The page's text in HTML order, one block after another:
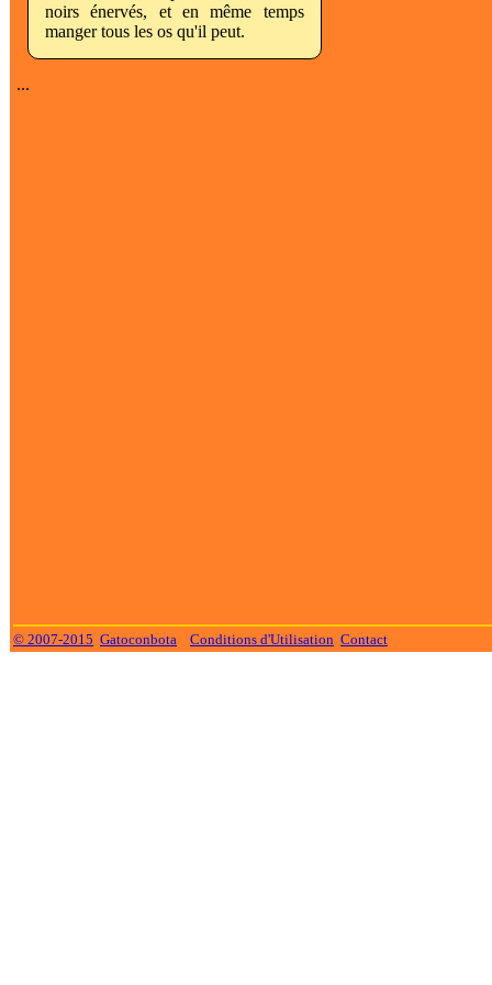
noirs énervés, et en même temps
manger tous les os qu'il peut.
...
© 2007-2015 Gatoconbota Conditions d'Utilisation Contact